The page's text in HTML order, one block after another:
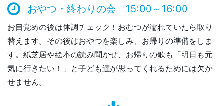
おやつ・終わりの会 15:00～16:00
お目覚めの後は体調チェック！おむつが濡れていたら取り
替えます。その後はおやつを楽しみ、お帰りの準備をしま
す。紙芝居や絵本の読み聞かせ、お帰りの歌も「明日も元
気に行きたい！」と子ども達が思ってくれるためには欠か
せません。